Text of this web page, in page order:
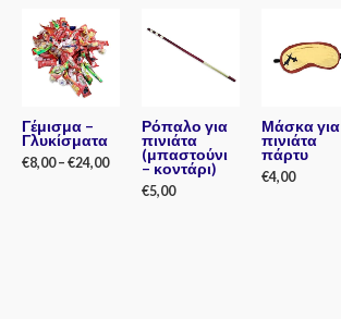
Γέμισμα –
Γλυκίσματα
€8,00– €24,00
Ρόπαλο για
πινιάτα
(μπαστούνι
– κοντάρι)
€5,00
Μάσκα για
πινιάτα
πάρτυ
€4,00